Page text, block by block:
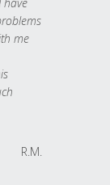
me
R.M.